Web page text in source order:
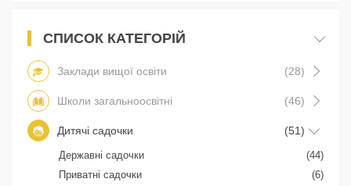
СПИСОК КАТЕГОРІЙ
Заклади вищої освіти (28)
Школи загальноосвітні (46)
Дитячі садочки (51)
Державні садочки
(44)
Приватні садочки
(6)